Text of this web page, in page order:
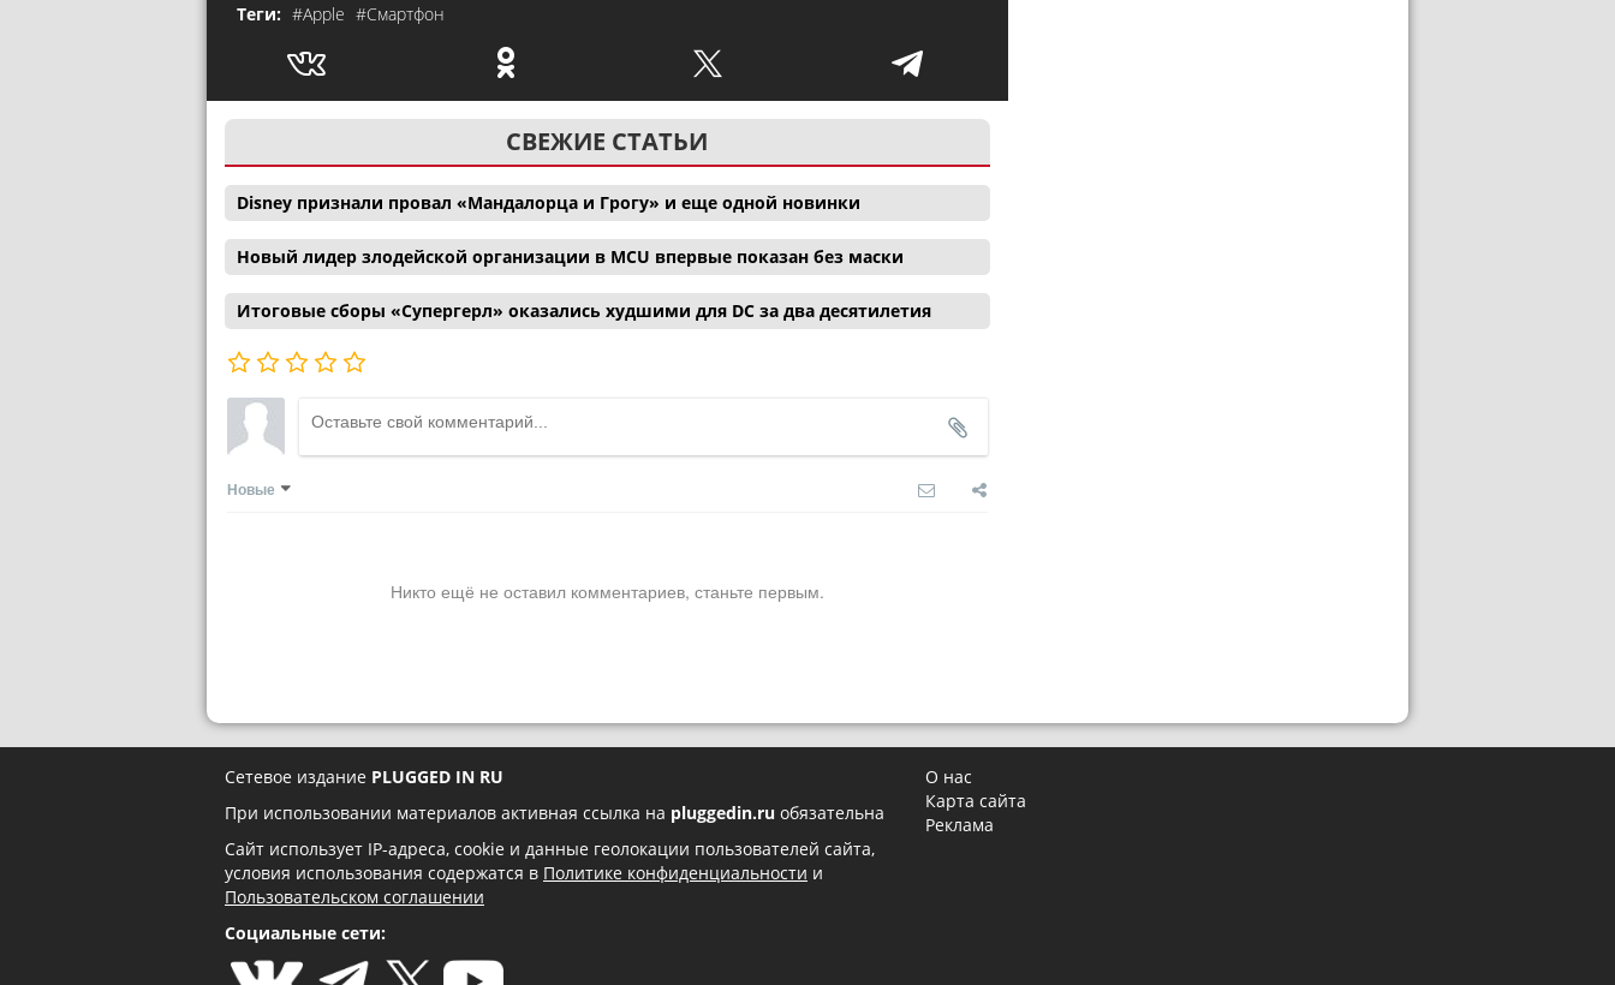
Теги: #Apple #Смартфон
СВЕЖИЕ СТАТЬИ
Disney признали провал «Мандалорца и Грогу» и еще одной новинки
Новый лидер злодейской организации в MCU впервые показан без маски
Итоговые сборы «Супергерл» оказались худшими для DC за два десятилетия
Новые
Никто ещё не оставил комментариев, станьте первым.
Сетевое издание PLUGGED IN RU
При использовании материалов активная ссылка на pluggedin.ru обязательна
Сайт использует IP-адреса, cookie и данные геолокации пользователей сайта,
условия использования содержатся в Политике конфиденциальности и
Пользовательском соглашении
Социальные сети:
О нас
Карта сайта
Реклама